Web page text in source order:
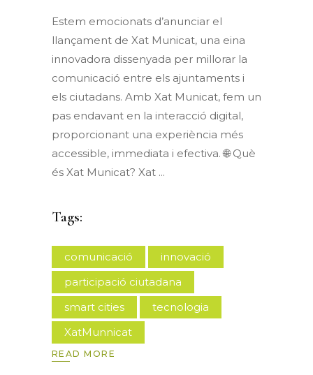
Estem emocionats d’anunciar el
llançament de Xat Municat, una eina
innovadora dissenyada per millorar la
comunicació entre els ajuntaments i
els ciutadans. Amb Xat Municat, fem un
pas endavant en la interacció digital,
proporcionant una experiència més
accessible, immediata i efectiva. 🌐 Què
és Xat Municat? Xat
Tags:
comunicació
innovació
participació ciutadana
smart cities
tecnologia
XatMunnicat
READ MORE